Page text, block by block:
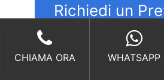
Richiedi un
Tumulazione
CHIAMA ORA WHATSAPP